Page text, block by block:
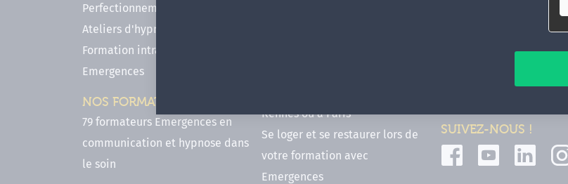
Perfectionnements en Hypnose
Ateliers d'hypnose en ligne
Formation intra-établissement
Emergences
NOS FORMATEURS
79 formateurs Emergences en
communication et hypnose dans
le soin
Rennes ou à Paris
Se loger et se restaurer lors de
votre formation avec
Emergences
Paiements sécurisés
SUIVEZ-NOUS !